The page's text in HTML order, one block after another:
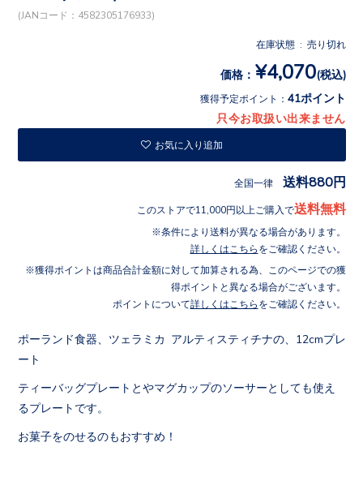
(JANコード：4582305176933)
在庫状態 : 売り切れ
価格： ¥4,070(税込)
獲得予定ポイント： 41ポイント
只今お取扱い出来ません
お気に入り追加
全国一律 送料880円
このストアで11,000円以上ご購入で送料無料
条件により送料が異なる場合があります。
詳しくはこちら をご確認ください。
獲得ポイントは商品合計金額に対して加算される為、このページでの獲
得ポイントと異なる場合がございます。
ポイントについて詳しくはこちら をご確認ください。
ポーランド食器、ツェラミカ アルティスティチナの、12cmプレ
ート
ティーバッグプレートとやマグカップのソーサーとしても使え
るプレートです。
お菓子をのせるのもおすすめ！